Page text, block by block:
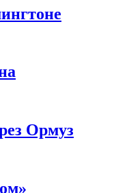
Ормуз